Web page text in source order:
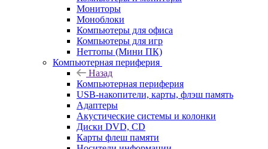
Мониторы
Моноблоки
Компьютеры для офиса
Компьютеры для игр
Неттопы (Мини ПК)
Компьютерная периферия
Назад
Компьютерная периферия
USB-накопители, карты, флэш память
Адаптеры
Акустические системы и колонки
Диски DVD, CD
Карты флеш памяти